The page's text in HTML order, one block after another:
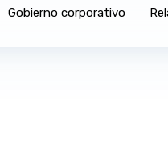
Gobierno corporativo